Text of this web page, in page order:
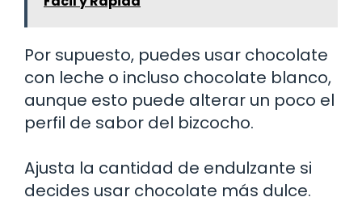
Por supuesto, puedes usar chocolate
con leche o incluso chocolate blanco,
aunque esto puede alterar un poco el
perfil de sabor del bizcocho.
Ajusta la cantidad de endulzante si
decides usar chocolate más dulce.